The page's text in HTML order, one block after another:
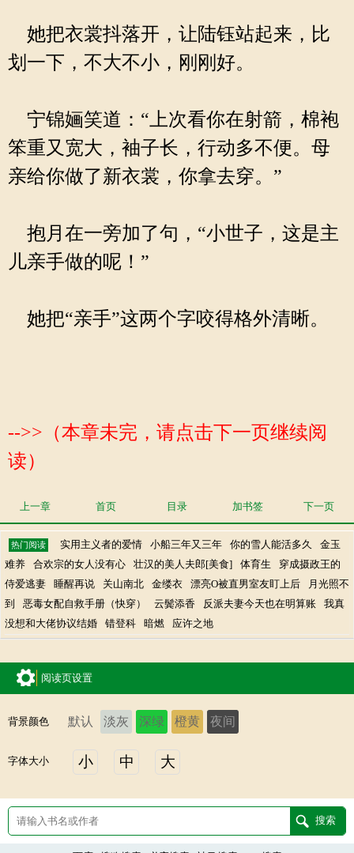
她把衣裳抖落开，让陆钰站起来，比
划一下，不大不小，刚刚好。
宁锦婳笑道：“上次看你在射箭，棉袍
笨重又宽大，袖子长，行动多不便。母
亲给你做了新衣裳，你拿去穿。”
抱月在一旁加了句，“小世子，这是主
儿亲手做的呢！”
她把“亲手”这两个字咬得格外清晰。
-->>（本章未完，请点击下一页继续阅
读）
上一章 首页 目录 加书签 下一页
热门阅读 实用主义者的爱情 小船三年又三年 你的雪人能活多久
金玉
难养
合欢宗的女人没有心 壮汉的美人夫郎[美食] 体育生
穿成摄政王的
侍爱逃妻
睡醒再说 关山南北 金缕衣 漂亮O被直男室友盯上后
月光照不
到
恶毒女配自救手册（快穿） 云鬓添香 反派夫妻今天也在明算账
我真
没想和大佬协议结婚
错登科 暗燃 应许之地
阅读页设置
背景颜色 默认 淡灰 深绿 橙黄 夜间
字体大小 小 中 大